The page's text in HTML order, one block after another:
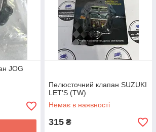
JOG
Пелюсточний клапан SUZUKI
LET'S (TW)
Немає в наявності
315 ₴